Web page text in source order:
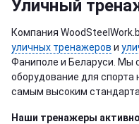
Уличный
Компания
уличных тренажеров и
Фаниполе и Беларуси. Мы
оборудование для
самым высоким
Наши тренажеры